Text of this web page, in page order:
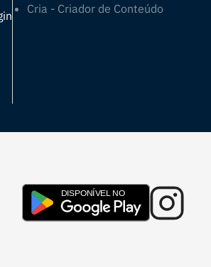
Cria - Criador de Conteúdo